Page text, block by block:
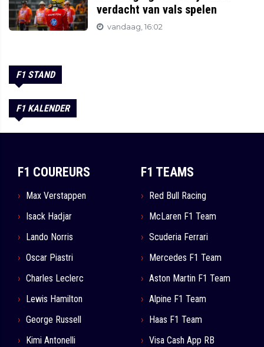
verdacht van vals spelen
vandaag, 16:02
F1 STAND
F1 KALENDER
F1 COUREURS
Max Verstappen
Isack Hadjar
Lando Norris
Oscar Piastri
Charles Leclerc
Lewis Hamilton
George Russell
Kimi Antonelli
F1 TEAMS
Red Bull Racing
McLaren F1 Team
Scuderia Ferrari
Mercedes F1 Team
Aston Martin F1 Team
Alpine F1 Team
Haas F1 Team
Visa Cash App RB